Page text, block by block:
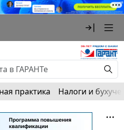
практика Налоги и